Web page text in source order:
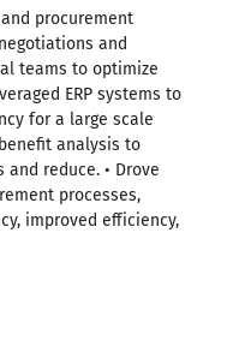
procurement
and
teams to optimize
ERP systems to
for a large scale
analysis to
reduce. • Drove
processes,
improved efficiency,